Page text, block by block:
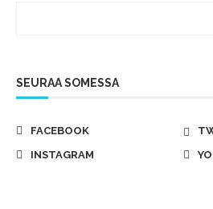
SEURAA SOMESSA
FACEBOOK
INSTAGRAM